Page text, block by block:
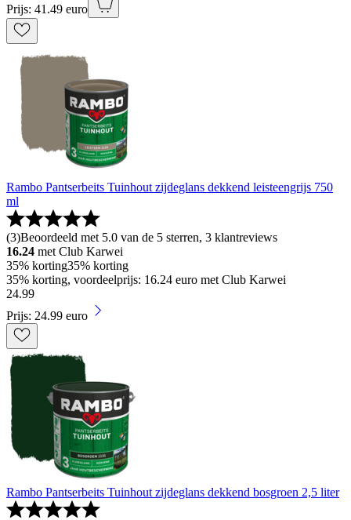
Prijs: 41.49 euro
Rambo Pantserbeits Tuinhout zijdeglans dekkend leisteengrijs 750
ml
(3)Beoordeeld met 5.0 van de 5 sterren, 3 klantreviews
16.24 met Club Karwei
35% korting35% korting
35% korting, voordeelprijs: 16.24 euro met Club Karwei
24.99
Prijs: 24.99 euro
Rambo Pantserbeits Tuinhout zijdeglans dekkend bosgroen 2,5 liter